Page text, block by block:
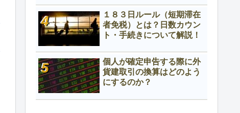
１８３日ルール（短期滞在
者免税）とは？日数カウン
ト・手続きについて解説！
個人が確定申告する際に外
貨建取引の換算はどのよう
にするのか？